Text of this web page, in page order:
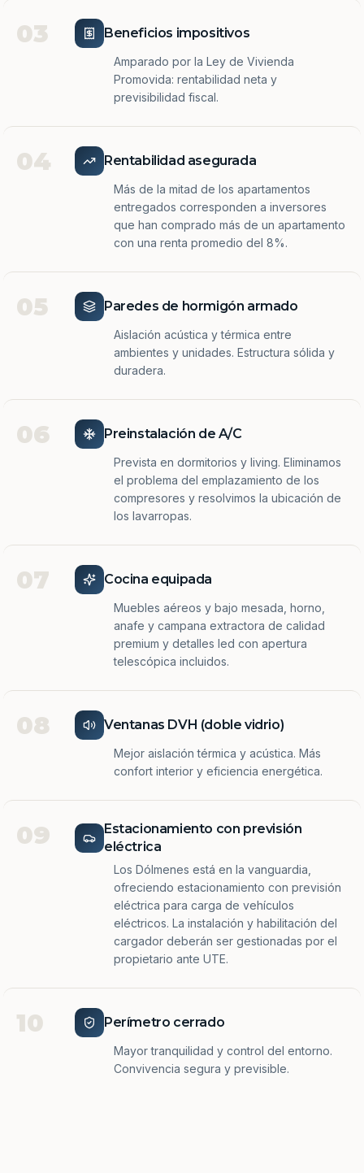
03 Beneficios impositivos
Amparado por la Ley de Vivienda
Promovida: rentabilidad neta y
previsibilidad fiscal.
04 Rentabilidad asegurada
Más de la mitad de los apartamentos
entregados corresponden a inversores
que han comprado más de un apartamento
con una renta promedio del 8%.
05 Paredes de hormigón armado
Aislación acústica y térmica entre
ambientes y unidades. Estructura sólida y
duradera.
06 Preinstalación de A/C
Prevista en dormitorios y living. Eliminamos
el problema del emplazamiento de los
compresores y resolvimos la ubicación de
los lavarropas.
07 Cocina equipada
Muebles aéreos y bajo mesada, horno,
anafe y campana extractora de calidad
premium y detalles led con apertura
telescópica incluidos.
08 Ventanas DVH (doble vidrio)
Mejor aislación térmica y acústica. Más
confort interior y eficiencia energética.
09
Estacionamiento con previsión
eléctrica
Los Dólmenes está en la vanguardia,
ofreciendo estacionamiento con previsión
eléctrica para carga de vehículos
eléctricos. La instalación y habilitación del
cargador deberán ser gestionadas por el
propietario ante UTE.
10 Perímetro cerrado
Mayor tranquilidad y control del entorno.
Convivencia segura y previsible.